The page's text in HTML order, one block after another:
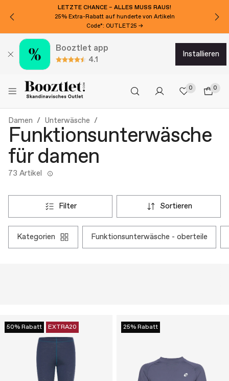
LETZTE CHANCE – ALLES MUSS RAUS!
25% Extra-Rabatt auf hunderte von Artikeln
Code*: OUTLET25 →
Booztlet app
4.1
installieren
0 0
Damen Unterwäsche
Funktionsunterwäsche
für damen
73 Artikel
filter sortieren
kategorien funktionsunterwäsche - oberteile
50% Rabatt EXTRA20 25% Rabatt